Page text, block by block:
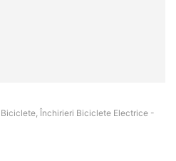
Închirieri Biciclete Electrice -